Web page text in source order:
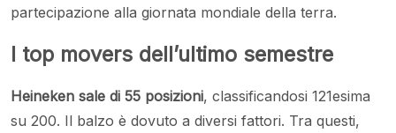
partecipazione alla giornata mondiale della terra.
I top movers dell’ultimo semestre
Heineken sale di 55 posizioni, classificandosi 121esima
su 200. Il balzo è dovuto a diversi fattori. Tra questi,